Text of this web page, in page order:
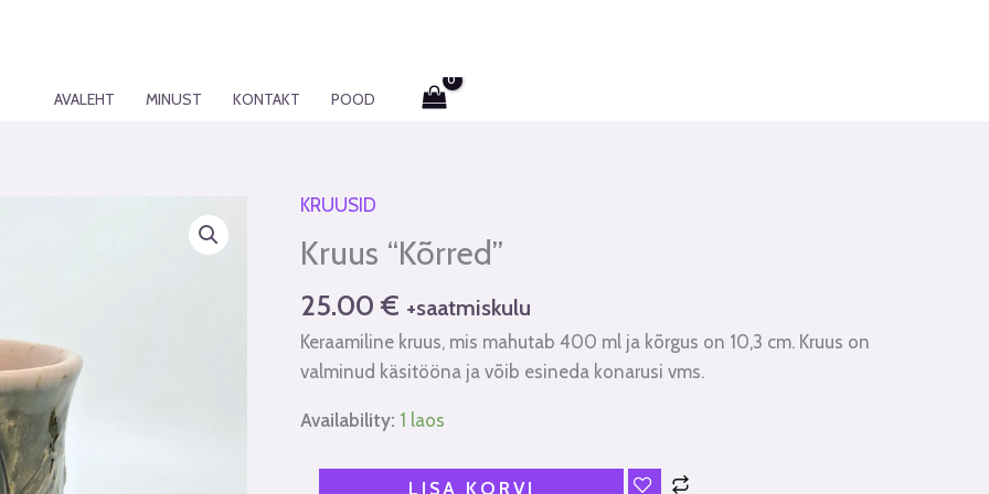
AVALEHT MINUST KONTAKT POOD
KRUUSID
Kruus “Kõrred”
25.00 € +saatmiskulu
Keraamiline kruus, mis mahutab 400 ml ja kõrgus on 10,3 cm. Kruus on
valminud käsitööna ja võib esineda konarusi vms.
Availability: 1 laos
Kruus
"Kõrred"
kogus
LISA KORVI